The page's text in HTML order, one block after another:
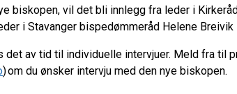
biskopen, vil det bli innlegg fra leder i
i Stavanger bispedømmeråd Helene Breivik
det av tid til individuelle intervjuer. Meld fra til
) om du ønsker intervju med den nye biskopen.